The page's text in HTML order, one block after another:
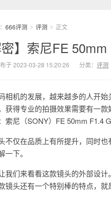
666评测 > 评测 > 正文
密】索尼FE
于 2023-03-28 15:20:26 分类： 评测
相机的发展，越来越多的人开
获得专业的拍摄效果需要有一
索尼（SONY）FE 50mm F1.4
不仅在品质上有所提升，同时
一下。
我们来看看这款镜头的外部设
镜头还有一个特别棒的特点，就